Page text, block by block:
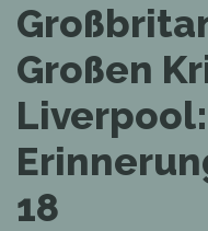
Großen
Liverpool:
18